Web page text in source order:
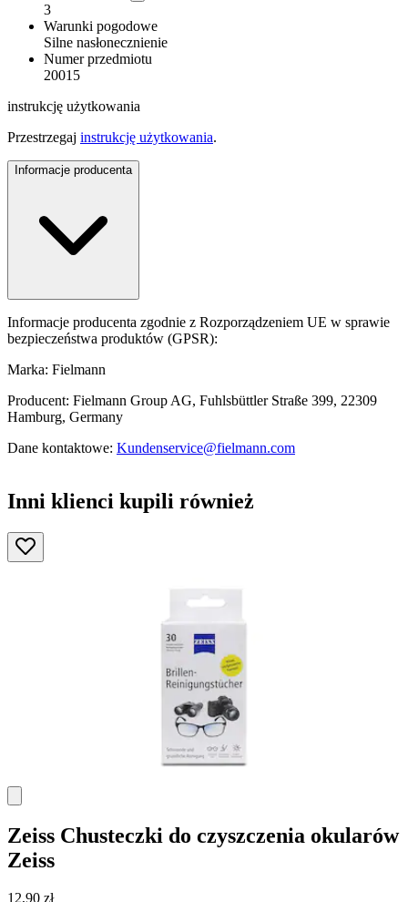
3
Warunki pogodowe
Silne nasłonecznienie
Numer przedmiotu
20015
instrukcję użytkowania
Przestrzegaj instrukcję użytkowania.
Informacje producenta
Informacje producenta zgodnie z Rozporządzeniem UE w sprawie
bezpieczeństwa produktów (GPSR):
Marka: Fielmann
Producent: Fielmann Group AG, Fuhlsbüttler Straße 399, 22309
Hamburg, Germany
Dane kontaktowe: Kundenservice@fielmann.com
Inni klienci kupili również
Zeiss Chusteczki do czyszczenia okularów
Zeiss
12,90 zł